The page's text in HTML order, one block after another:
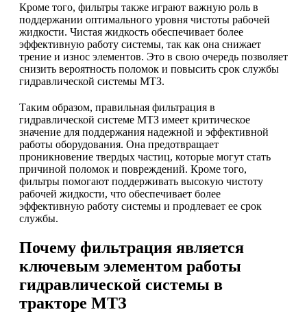
Кроме того, фильтры также играют важную роль в
поддержании оптимального уровня чистоты рабочей
жидкости. Чистая жидкость обеспечивает более
эффективную работу системы, так как она снижает
трение и износ элементов. Это в свою очередь позволяет
снизить вероятность поломок и повысить срок службы
гидравлической системы МТЗ.
Таким образом, правильная фильтрация в
гидравлической системе МТЗ имеет критическое
значение для поддержания надежной и эффективной
работы оборудования. Она предотвращает
проникновение твердых частиц, которые могут стать
причиной поломок и повреждений. Кроме того,
фильтры помогают поддерживать высокую чистоту
рабочей жидкости, что обеспечивает более
эффективную работу системы и продлевает ее срок
службы.
Почему фильтрация является
ключевым элементом работы
гидравлической системы в
тракторе МТЗ